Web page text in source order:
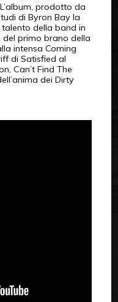
prodotto da
di Byron Bay la
della band in
primo brano della
intensa Coming
di Satisfied al
Can’t Find The
dei Dirty